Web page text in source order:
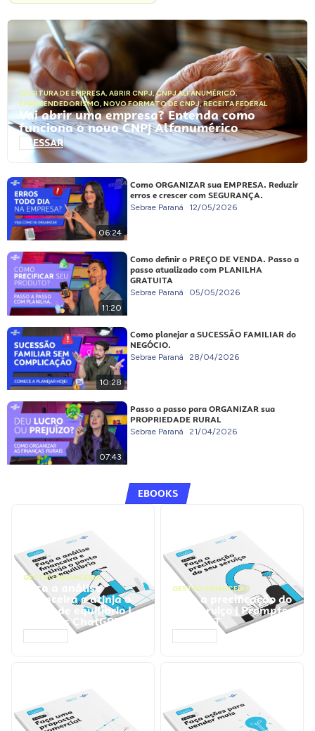
ABERTURA DE EMPRESA, ABRIR CNPJ,CNPJ ALFANUMÉRICO,
EMPREENDEDORISMO, NOVO FORMATO DE CNPJ,RECEITA FEDERAL
Vai abrir uma empresa? Entenda como
funciona o novo CNPJ Alfanumérico
ACESSAR
06:24
Como ORGANIZAR sua EMPRESA. Reduzir
erros e crescer com SEGURANÇA.
Sebrae Paraná 12/05/2026
11:20
Como definir o PREÇO DE VENDA. Passo a
passo atualizado com PLANILHA
GRATUITA
Sebrae Paraná 05/05/2026
10:28
Como planejar a SUCESSÃO FAMILIAR do
NEGÓCIO.
Sebrae Paraná 28/04/2026
07:43
Passo a passo para ORGANIZAR sua
PROPRIEDADE RURAL
Sebrae Paraná 21/04/2026
EBOOKS
GESTÃO FINANCEIRA
Faça a análise
financeira e atinja o
ponto de equilíbrio |
Prompts ChatGPT
GESTÃO FINANCEIRA
Faça a precificação do
seu serviço | Prompts
ChatGPT